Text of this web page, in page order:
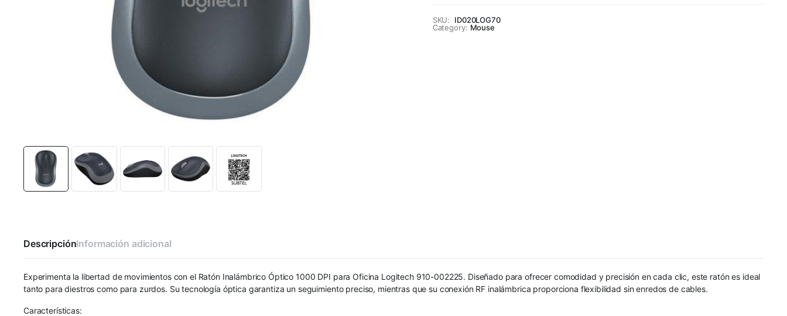
SKU:
ID020LOG70
Category: Mouse
DescripciónInformación adicional
Experimenta la libertad de movimientos con el Ratón Inalámbrico Óptico 1000 DPI para Oficina Logitech 910-002225. Diseñado para ofrecer comodidad y precisión en cada clic, este ratón es ideal
tanto para diestros como para zurdos. Su tecnología óptica garantiza un seguimiento preciso, mientras que su conexión RF inalámbrica proporciona flexibilidad sin enredos de cables.
Características: